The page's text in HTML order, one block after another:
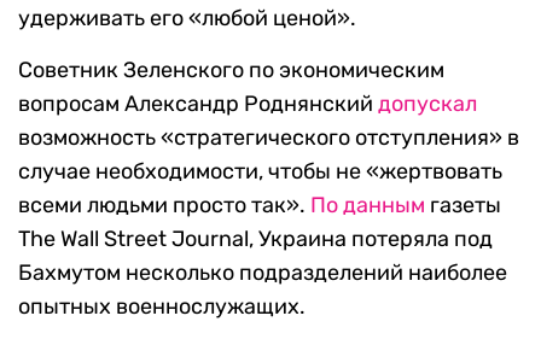
удерживать его «любой ценой».
Советник Зеленского по экономическим
вопросам Александр Роднянский допускал
возможность «стратегического отступления» в
случае необходимости, чтобы не «жертвовать
всеми людьми просто так». По данным газеты
The Wall Street Journal, Украина потеряла под
Бахмутом несколько подразделений наиболее
опытных военнослужащих.